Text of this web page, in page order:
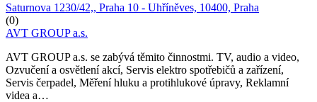
Saturnova 1230/42,, Praha 10 - Uhříněves, 10400, Praha
(0)
AVT GROUP a.s.
AVT GROUP a.s. se zabývá těmito činnostmi. TV, audio a video,
Ozvučení a osvětlení akcí, Servis elektro spotřebičů a zařízení,
Servis čerpadel, Měření hluku a protihlukové úpravy, Reklamní
videa a…